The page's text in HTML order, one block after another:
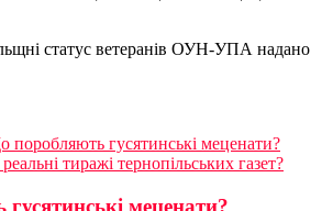
статус ветеранів ОУН-УПА надано
поробляють гусятинські меценати?
тиражі тернопільських газет?
меценати?